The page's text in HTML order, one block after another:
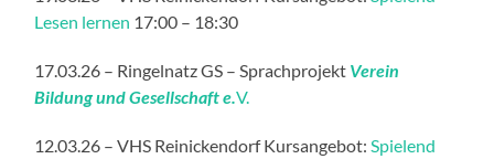
Lesen lernen 17:00 – 18:30
17.03.26 – Ringelnatz GS – Sprachprojekt Verein
Bildung und Gesellschaft e.V.
12.03.26 – VHS Reinickendorf Kursangebot: Spielend